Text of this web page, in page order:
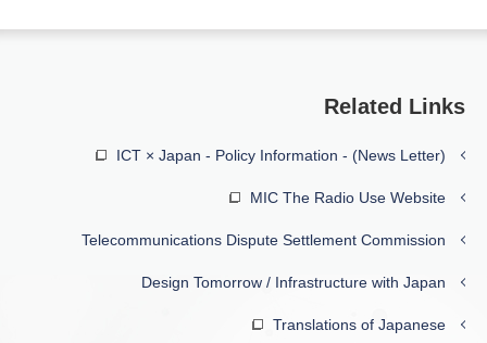
Related Links
ICT × Japan - Policy Information - (News Letter)
MIC The Radio Use Website
Telecommunications Dispute Settlement Commission
Design Tomorrow / Infrastructure with Japan
Translations of Japanese